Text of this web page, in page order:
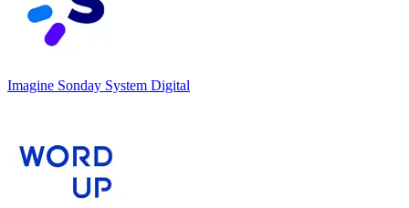
Imagine Sonday System Digital